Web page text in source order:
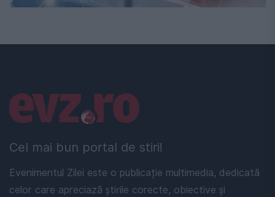
Cel mai bun portal de stiri!
Evenimentul Zilei este o publicație multimedia, dedicată
celor care apreciază știrile corecte, obiective și
Linkuri utile